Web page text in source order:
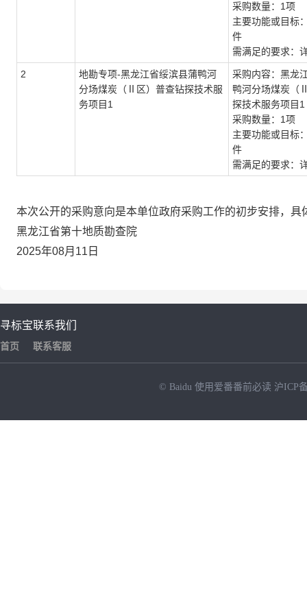
采购数量：1项
主要功能或目标
件
需满足的要求：
2
地勘专项-黑龙江省绥滨县蒲鸭河
分场煤炭（Ⅱ区）普查钻探技术服
务项目1
采购内容：黑龙
鸭河分场煤炭（
探技术服务项目1
采购数量：1项
主要功能或目标
件
需满足的要求：
本次公开的采购意向是本单位政府采购工作的初步安排，
黑龙江省第十地质勘查院
2025年08月11日
寻标宝
首页
联系我们
联系客服
© Baidu 使用爱番番前必读 沪ICP